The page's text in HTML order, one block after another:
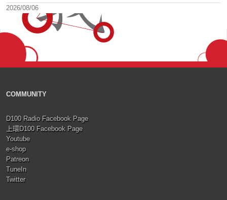
2026/08/06
COMMUNITY
D100 Radio Facebook Page
上環D100 Facebook Page
Youtube
e-shop
Patreon
TuneIn
Twitter